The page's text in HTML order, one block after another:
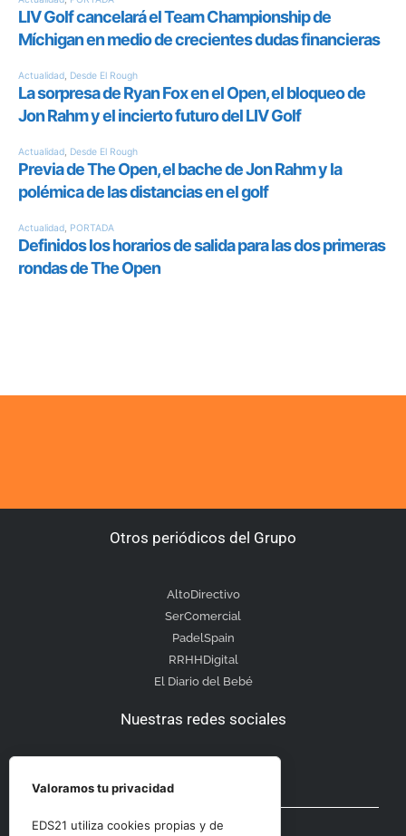
Otros periódicos del Grupo
AltoDirectivo
SerComercial
PadelSpain
RRHHDigital
El Diario del Bebé
Nuestras redes sociales
Otras secciones
Valoramos tu privacidad
EDS21 utiliza cookies propias y de